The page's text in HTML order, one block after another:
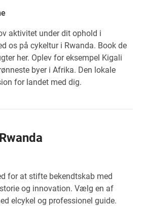
aktivitet under dit ophold i
os på cykeltur i Rwanda. Book de
her. Oplev for eksempel Kigali
byer i Afrika. Den lokale
for landet med dig.
for at stifte bekendtskab med
og innovation. Vælg en af
elcykel og professionel guide.